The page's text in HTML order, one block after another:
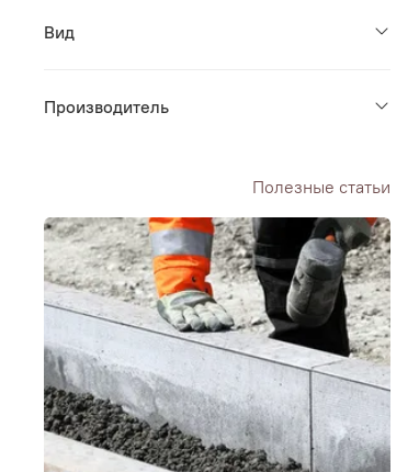
Вид
Производитель
Полезные статьи